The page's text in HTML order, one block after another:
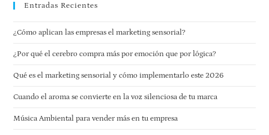
Entradas Recientes
¿Cómo aplican las empresas el marketing sensorial?
¿Por qué el cerebro compra más por emoción que por lógica?
Qué es el marketing sensorial y cómo implementarlo este 2026
Cuando el aroma se convierte en la voz silenciosa de tu marca
Música Ambiental para vender más en tu empresa